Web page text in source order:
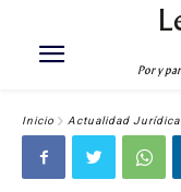
Por y
Inicio Actualidad Jurídica